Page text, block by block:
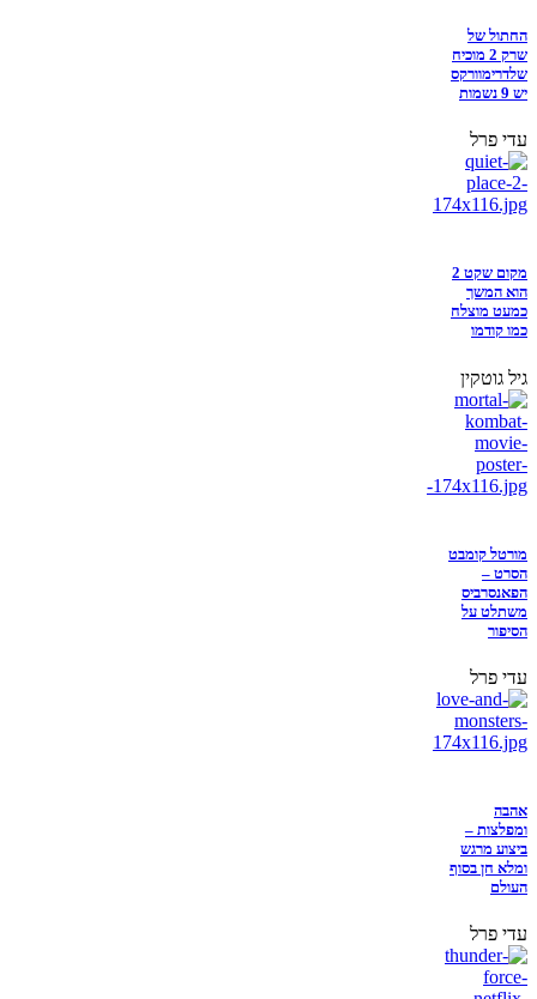
החתול של
שרק 2 מוכיח
שלדרימוורקס
יש 9 נשמות
עדי פרל
מקום שקט 2
הוא המשך
כמעט מוצלח
כמו קודמו
גיל גוטקין
מורטל קומבט
הסרט –
הפאנסרביס
משתלט על
הסיפור
עדי פרל
אהבה
ומפלצות –
ביצוע מרגש
ומלא חן בסוף
העולם
עדי פרל